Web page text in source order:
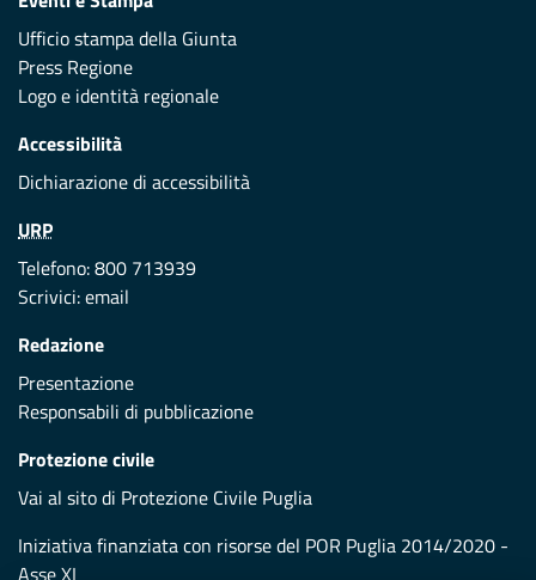
Ufficio stampa della Giunta
Press Regione
Logo e identità regionale
Accessibilità
Dichiarazione di accessibilità
URP
Telefono: 800 713939
Scrivici:email
Redazione
Presentazione
Responsabili di pubblicazione
Protezione civile
Vai al sito di Protezione Civile Puglia
Iniziativa finanziata con risorse del POR Puglia 2014/2020 -
Asse XI